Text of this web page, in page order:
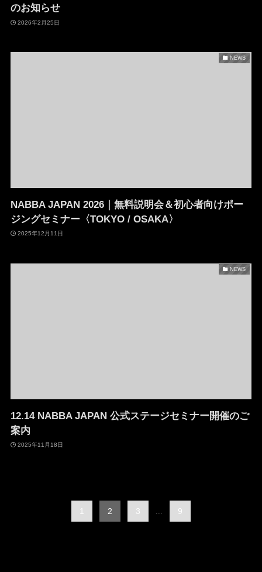
のお知らせ
2026年2月25日
NEWS
NABBA JAPAN 2026｜無料説明会＆初心者向けポー
ジングセミナー〈TOKYO / OSAKA〉
2025年12月11日
NEWS
12.14 NABBA JAPAN 公式ステージセミナー開催のご
案内
2025年11月18日
1 2 3 ... 9